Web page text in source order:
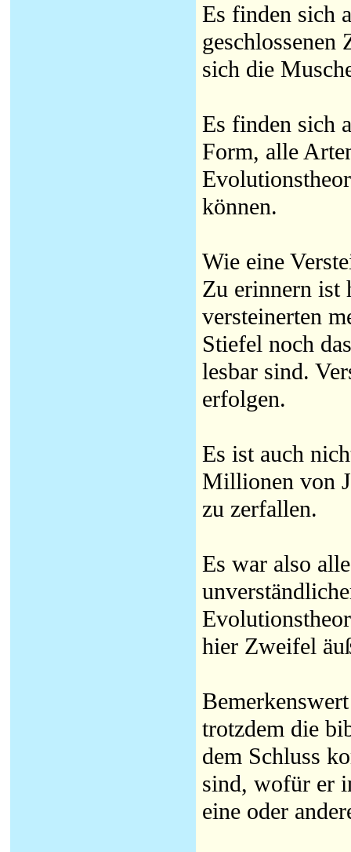
Es finden sich
sich die
Es finden sich
Form, alle
können.
Wie eine
Zu erinnern ist
versteinerten
Stiefel noch
lesbar sind.
erfolgen.
Es ist auch
Millionen von
zu zerfallen.
Es war also
hier Zweifel
trotzdem die
dem Schluss
sind, wofür er
eine oder